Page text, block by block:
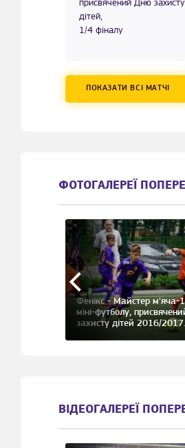
присвячений Дню захисту
дітей,
1/4 фіналу
ПОКАЗАТИ ВСІ МАТЧІ
ФОТОГАЛЕРЕЇ
Фенікс - Майстер м'яча-
міні-футболу,
захисту дітей 2016/
ВІДЕОГАЛЕРЕЇ